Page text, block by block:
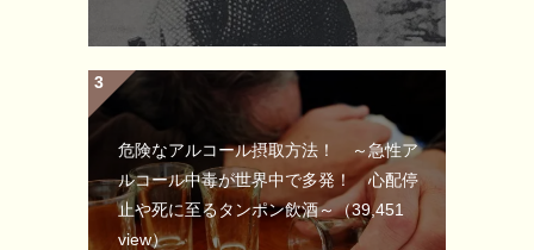
危険なアルコール摂取方法！ ～急性ア
ルコール中毒が世界中で多発！ 心配停
止や死に至るタンポン飲酒～（39,451
view）